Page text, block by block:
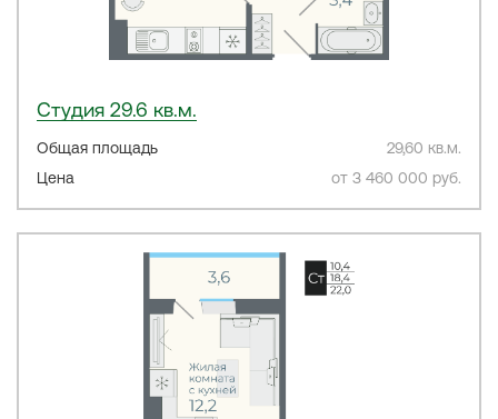
Студия 29.6 кв.м.
Общая площадь
29,60 кв.м.
Цена
от 3 460 000 руб.